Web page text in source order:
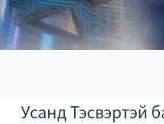
Усанд Тэсвэртэй